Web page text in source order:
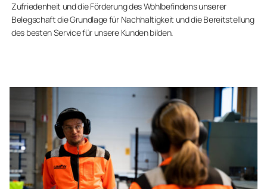
Zufriedenheit und die Förderung des Wohlbefindens unserer
Belegschaft die Grundlage für Nachhaltigkeit und die Bereitstellung
des besten Service für unsere Kunden bilden.